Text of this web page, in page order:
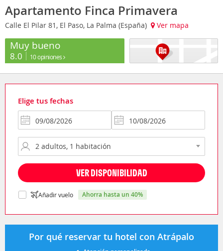
Apartamento Finca Primavera
Calle El Pilar 81, El Paso, La Palma (España) Ver mapa
Muy bueno
8.0 10 opiniones
Elige tus fechas
VER DISPONIBILIDAD
Añadir vuelo ahorra hasta un 40%
Por qué reservar tu hotel con Atrápalo